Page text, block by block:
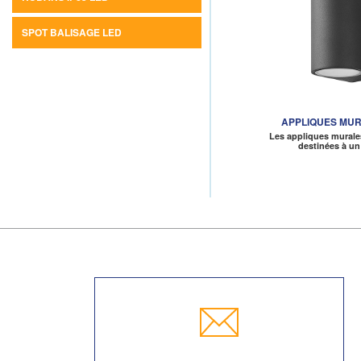
SPOT BALISAGE LED
APPLIQUES
Les appliques
destinées à